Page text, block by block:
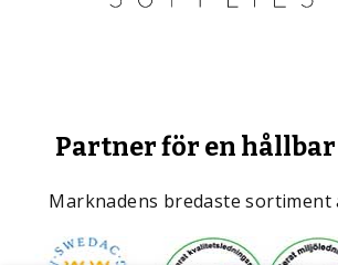
Partner för en
Marknadens bredaste sortiment